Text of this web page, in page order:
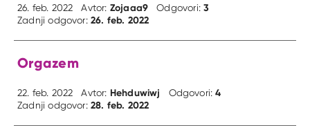
26. feb. 2022 Avtor: Zojaaa9 Odgovori:3
Zadnji odgovor:26. feb. 2022
Orgazem
22. feb. 2022 Avtor: Hehduwiwj Odgovori:4
Zadnji odgovor:28. feb. 2022